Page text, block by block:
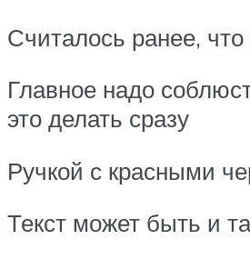
Считалось ранее,
Главное надо
это делать сразу
Ручкой с красными
Текст может быть и